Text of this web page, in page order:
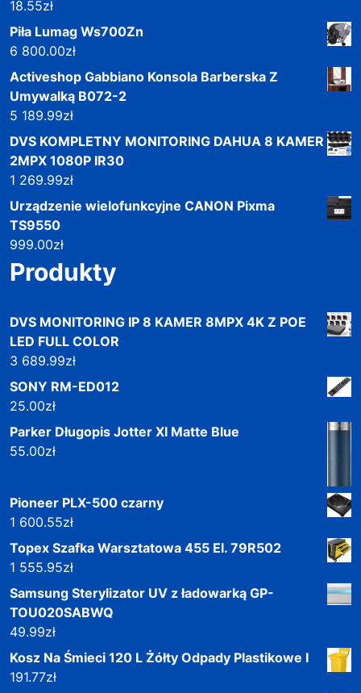
18.55zł
Piła Lumag Ws700Zn
6 800.00zł
Activeshop Gabbiano Konsola Barberska Z
Umywalką B072-2
5 189.99zł
DVS KOMPLETNY MONITORING DAHUA 8 KAMER
2MPX 1080P IR30
1 269.99zł
Urządzenie wielofunkcyjne CANON Pixma
TS9550
999.00zł
Produkty
DVS MONITORING IP 8 KAMER 8MPX 4K Z POE
LED FULL COLOR
3 689.99zł
SONY RM-ED012
25.00zł
Parker Długopis Jotter Xl Matte Blue
55.00zł
Pioneer PLX-500 czarny
1 600.55zł
Topex Szafka Warsztatowa 455 El. 79R502
1 555.95zł
Samsung Sterylizator UV z ładowarką GP-
TOU020SABWQ
49.99zł
Kosz Na Śmieci 120 L Żółty Odpady Plastikowe I
191.77zł